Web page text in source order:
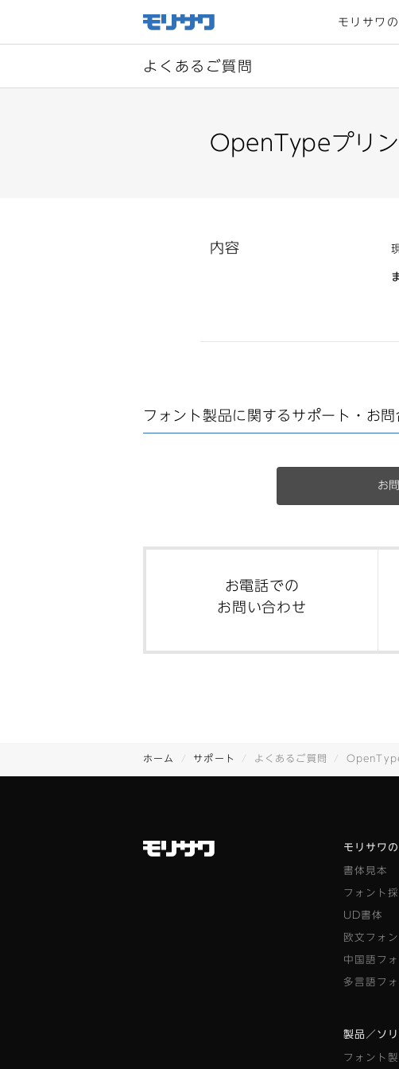
モリサワ
よくあるご質問
OpenTypeプリン
内容
フォント製品に関する サポート・お問
お
お電話での
お問い合わせ
ホーム サポート よくあるご質問 OpenType
モリサワ
書体見本
フォント
UD書体
欧文フォ
中国語フ
多言語フ
製品／ソ
フォント